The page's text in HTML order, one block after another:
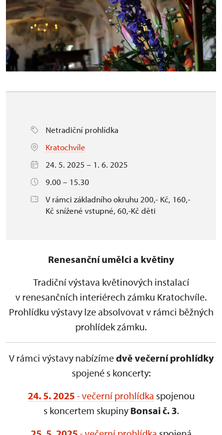
Netradiční prohlídka
Kratochvíle
24. 5. 2025 – 1. 6. 2025
9.00 – 15.30
V rámci základního okruhu 200,- Kč, 160,-
Kč snížené vstupné, 60,-Kč děti
Renesanční umělci a květiny
Tradiční výstava květinových instalací
v renesančních interiérech zámku Kratochvíle.
Prohlídku výstavy lze absolvovat v rámci běžných
prohlídek zámku.
V rámci výstavy nabízímedvě večerní prohlídky
spojené s koncerty:
24. 5. 2025 - večerní prohlídka spojenou
s koncertem skupiny Bonsai č. 3.